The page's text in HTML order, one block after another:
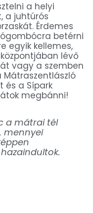
a helyi
a juhtúrós
Érdemes
betérni
egyik kellemes,
lévő
vagy a szemben
Mátraszentlászló
és a Sípark
megbánni!
a mátrai tél
mennyei